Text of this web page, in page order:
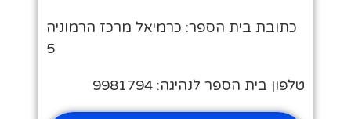
כתובת בית הספר: כרמיאל מרכז הרמוניה
5
טלפון בית הספר לנהיגה: 9981794